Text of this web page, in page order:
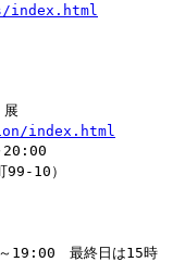
index.html
展
index.html
20:00
99-10）
19:00 最終日は15時